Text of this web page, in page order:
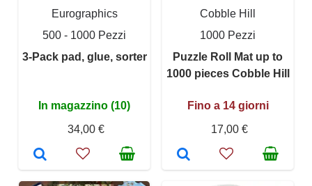
Eurographics
500 - 1000 Pezzi
3-Pack pad, glue, sorter
In magazzino (10)
34,00 €
Cobble Hill
1000 Pezzi
Puzzle Roll Mat up to
1000 pieces Cobble Hill
Fino a 14 giorni
17,00 €